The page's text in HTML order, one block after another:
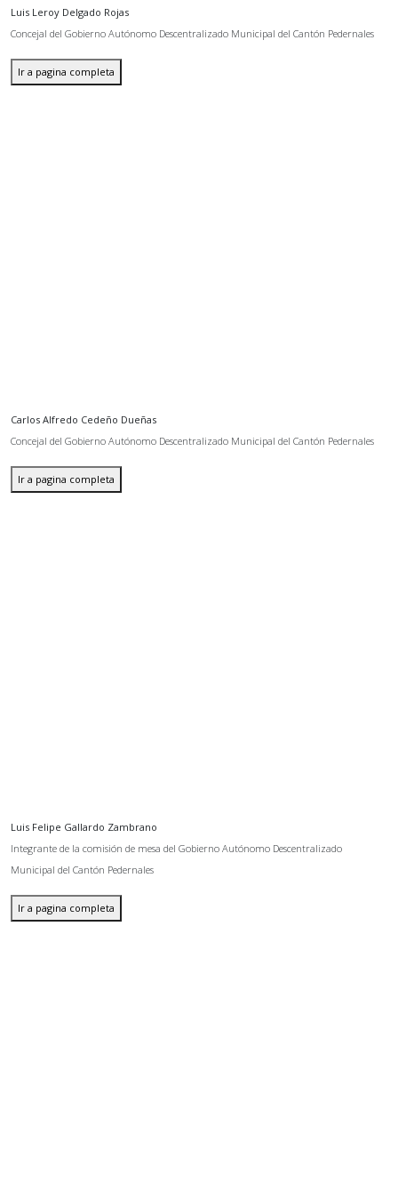
Luis Leroy Delgado Rojas
Concejal del Gobierno Autónomo Descentralizado Municipal del Cantón Pedernales
Ir a pagina completa
Carlos Alfredo Cedeño Dueñas
Concejal del Gobierno Autónomo Descentralizado Municipal del Cantón Pedernales
Ir a pagina completa
Luis Felipe Gallardo Zambrano
Integrante de la comisión de mesa del Gobierno Autónomo Descentralizado
Municipal del Cantón Pedernales
Ir a pagina completa